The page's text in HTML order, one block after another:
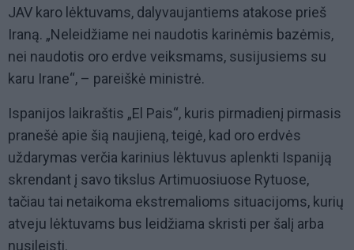
JAV karo lėktuvams, dalyvaujantiems atakose prieš
Iraną. „Neleidžiame nei naudotis karinėmis bazėmis,
nei naudotis oro erdve veiksmams, susijusiems su
karu Irane“, – pareiškė ministrė.
Ispanijos laikraštis „El Pais“, kuris pirmadienį pirmasis
pranešė apie šią naujieną, teigė, kad oro erdvės
uždarymas verčia karinius lėktuvus aplenkti Ispaniją
skrendant į savo tikslus Artimuosiuose Rytuose,
tačiau tai netaikoma ekstremalioms situacijoms, kurių
atveju lėktuvams bus leidžiama skristi per šalį arba
nusileisti.